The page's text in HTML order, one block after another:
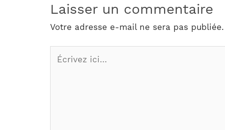
Laisser un commentaire
Votre adresse e-mail ne sera pas publiée.
Écrivez
ici…